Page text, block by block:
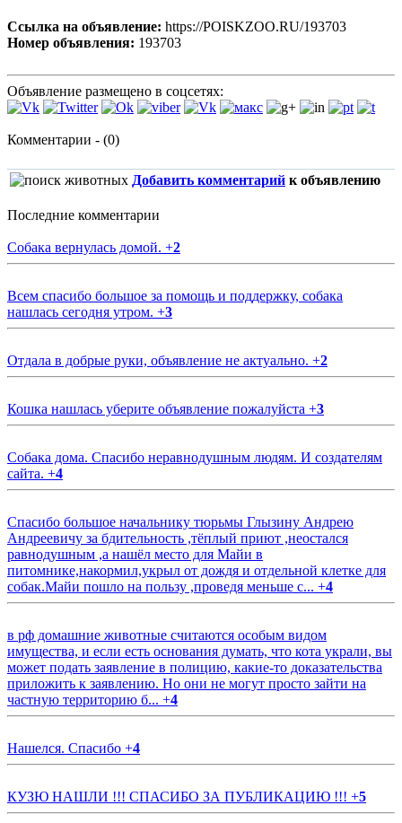
Ссылка на объявление: https://POISKZOO.RU/193703
Номер объявления: 193703
Объявление размещено в соцсетях:
Комментарии - (0)
Добавить комментарий к объявлению
Последние комментарии
Собака вернулась домой. +2
Всем спасибо большое за помощь и поддержку, собака
нашлась сегодня утром. +3
Отдала в добрые руки, объявление не актуально. +2
Кошка нашлась уберите объявление пожалуйста +3
Собака дома. Спасибо неравнодушным людям. И создателям
сайта. +4
Спасибо большое начальнику тюрьмы Глызину Андрею
Андреевичу за бдительность ,тёплый приют ,неостался
равнодушным ,а нашёл место для Майи в
питомнике,накормил,укрыл от дождя и отдельной клетке для
собак.Майи пошло на пользу ,проведя меньше с... +4
в рф домашние животные считаются особым видом
имущества, и если есть основания думать, что кота украли, вы
может подать заявление в полицию, какие-то доказательства
приложить к заявлению. Но они не могут просто зайти на
частную территорию б... +4
Нашелся. Спасибо +4
КУЗЮ НАШЛИ !!! СПАСИБО ЗА ПУБЛИКАЦИЮ !!! +5